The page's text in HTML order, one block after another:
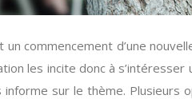
commencement d’une
les incite donc à
sur le thème.